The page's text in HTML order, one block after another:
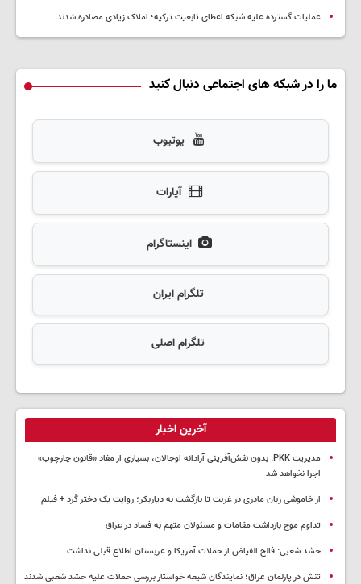
عملیات گسترده علیه شبکه اعطای تابعیت ترکیه؛ املاک زیادی مصادره شدند
ما را در شبکه های اجتماعی دنبال کنید
یوتیوب
آپارات
اینستاگرام
تلگرام ایران
تلگرام اصلی
آخرین اخبار
مدیریت PKK: بدون نقش‌آفرینی آزادانه اوجالان، بسیاری از مفاد «قانون چارچوب»
اجرا نخواهد شد
از خاموشی زبان مادری در غربت تا بازگشت به دیاربکر؛ روایت یک دختر کُرد + فیلم
تداوم موج بازداشت مقامات و مسئولان متهم به فساد در عراق
حشد شعبی: فالح الفیاض از حملات آمریکا و عربستان اطلاع قبلی نداشت
تنش در پارلمان عراق؛ نمایندگان شیعه خواستار بررسی حملات علیه حشد شعبی شدند